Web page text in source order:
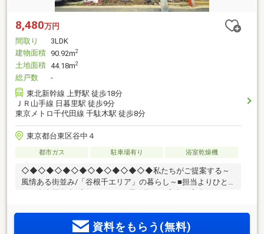
8,480万円
間取り
3LDK
建物面積 90.92m2
土地面積 44.18m2
総戸数
-
東北新幹線 上野駅 徒歩18分
ＪＲ山手線 日暮里駅 徒歩9分
東京メトロ千代田線 千駄木駅 徒歩8分
東京都台東区谷中４
都市ガス 駐車場有り 浴室乾燥機
◇◆◇◆◇◆◇◆◇◆◇◆◇◆◇◆私たちがご提案する～
風情ある街並み/「谷根千エリア」の暮らし～■担当よりひと
のロケーション♪↓『千駄木』駅徒歩8分／〇東京メトロ千代田
線『根津』駅徒歩10分／〇東京メトロ千代田線『日暮里』駅
資料をもらう(無料)